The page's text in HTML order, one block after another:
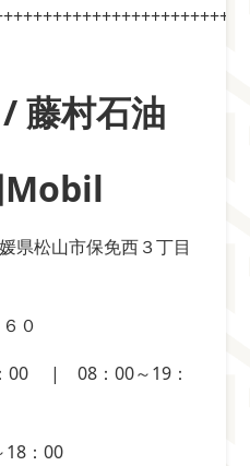
藤村石油
Mobil
県松山市保免西３丁目
０
00
| 08：00～19：
18：00